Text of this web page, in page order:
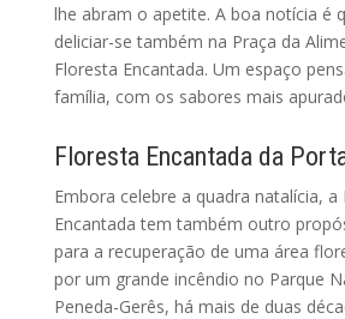
lhe abram o apetite. A boa notícia é
deliciar-se também na Praça da
Floresta Encantada. Um espaço
família, com os sabores mais
Floresta Encantada da
Embora celebre a quadra natalícia, a
Encantada tem também outro
para a recuperação de uma área
por um grande incêndio no Parque
Peneda-Gerês, há mais de duas